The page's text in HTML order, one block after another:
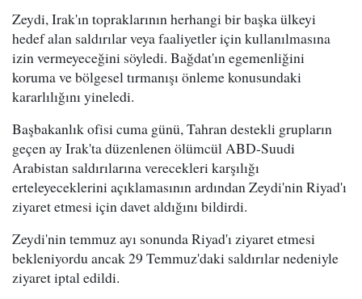
Zeydi, Irak'ın topraklarının herhangi bir başka ülkeyi
hedef alan saldırılar veya faaliyetler için kullanılmasına
izin vermeyeceğini söyledi. Bağdat'ın egemenliğini
koruma ve bölgesel tırmanışı önleme konusundaki
kararlılığını yineledi.
Başbakanlık ofisi cuma günü, Tahran destekli grupların
geçen ay Irak'ta düzenlenen ölümcül ABD-Suudi
Arabistan saldırılarına verecekleri karşılığı
erteleyeceklerini açıklamasının ardından Zeydi'nin Riyad'ı
ziyaret etmesi için davet aldığını bildirdi.
Zeydi'nin temmuz ayı sonunda Riyad'ı ziyaret etmesi
bekleniyordu ancak 29 Temmuz'daki saldırılar nedeniyle
ziyaret iptal edildi.